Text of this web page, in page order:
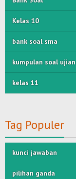
Kelas 10
bank soal sma
kumpulan soal ujian
kelas 11
Tag Populer
kunci jawaban
pilihan ganda